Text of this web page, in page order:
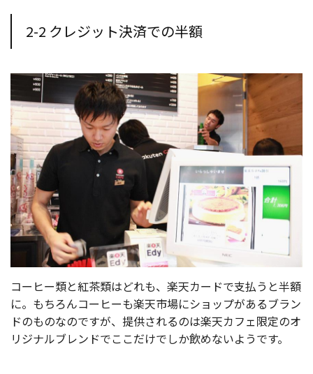
2-2 クレジット決済での半額
コーヒー類と紅茶類はどれも、楽天カードで支払うと半額
に。もちろんコーヒーも楽天市場にショップがあるブラン
ドのものなのですが、提供されるのは楽天カフェ限定のオ
リジナルブレンドでここだけでしか飲めないようです。